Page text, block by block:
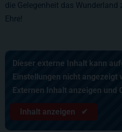
die Gelegenheit das Wunderland
Ehre!
Dieser externe Inhalt kann
Einstellungen nicht angezeigt
Externen Inhalt anzeigen und
Inhalt anzeigen ✔